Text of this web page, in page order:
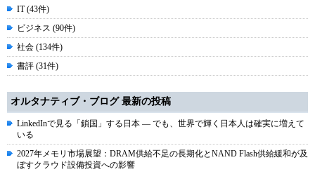
IT (43件)
ビジネス (90件)
社会 (134件)
書評 (31件)
オルタナティブ・ブログ 最新の投稿
LinkedInで見る「鎖国」する日本 ― でも、世界で輝く日本人は確実に増えて
いる
2027年メモリ市場展望：DRAM供給不足の長期化とNAND Flash供給緩和が及
ぼすクラウド設備投資への影響